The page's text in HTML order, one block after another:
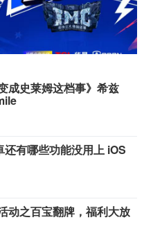
挑战赛亮相2026
成史莱姆这档事》希兹
还有哪些功能没用上 iOS
动之百宝翻牌，福利大放